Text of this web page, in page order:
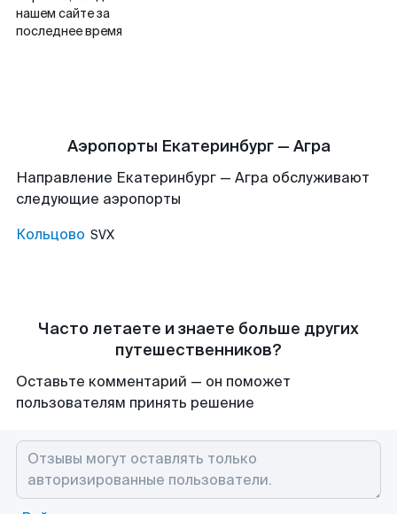
нашем сайте за
последнее время
Аэропорты Екатеринбург — Агра
Направление Екатеринбург — Агра обслуживают
следующие аэропорты
Кольцово SVX
Часто летаете и знаете больше других
путешественников?
Оставьте комментарий — он поможет
пользователям принять решение